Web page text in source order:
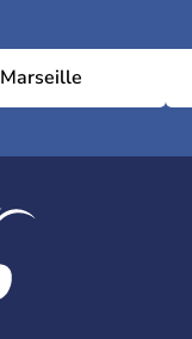
Marseille